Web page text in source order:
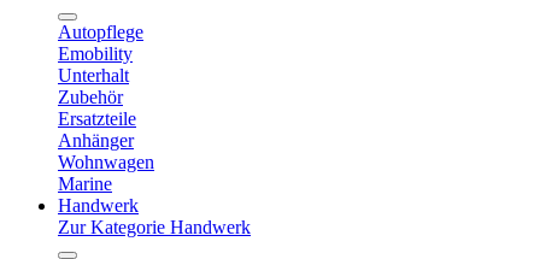
Autopflege
Emobility
Unterhalt
Zubehör
Ersatzteile
Anhänger
Wohnwagen
Marine
Handwerk
Zur Kategorie Handwerk